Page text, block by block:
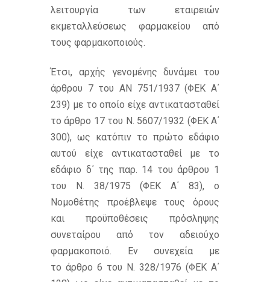
λειτουργία των εταιρειών
εκμεταλλεύσεως φαρμακείου από
τους φαρμακοποιούς.
Έτσι, αρχής γενομένης δυνάμει του
άρθρου 7 του ΑΝ 751/1937 (ΦΕΚ Α΄
239) με το οποίο είχε αντικατασταθεί
το άρθρο 17 του Ν. 5607/1932 (ΦΕΚ Α΄
300), ως κατόπιν το πρώτο εδάφιο
αυτού είχε αντικατασταθεί με το
εδάφιο δ΄ της παρ. 14 του άρθρου 1
του Ν. 38/1975 (ΦΕΚ Α΄ 83), ο
Νομοθέτης προέβλεψε τους όρους
και προϋποθέσεις πρόσληψης
συνεταίρου από τον αδειούχο
φαρμακοποιό. Εν συνεχεία με
το άρθρο 6 του Ν. 328/1976 (ΦΕΚ Α΄